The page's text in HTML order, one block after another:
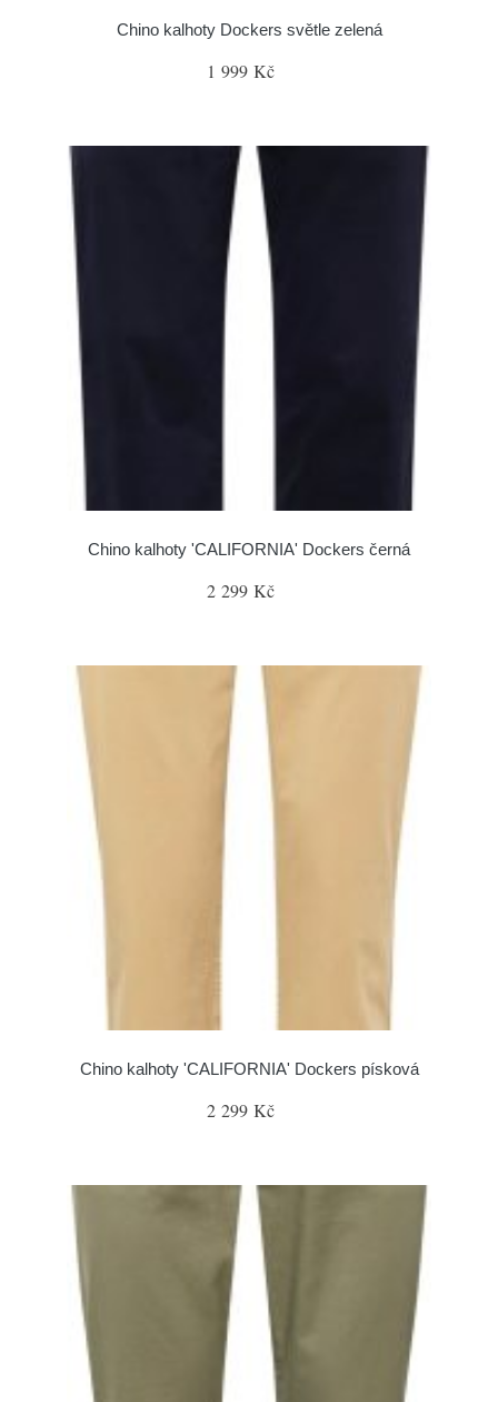
Chino kalhoty Dockers světle zelená
1 999 Kč
Chino kalhoty 'CALIFORNIA' Dockers černá
2 299 Kč
Chino kalhoty 'CALIFORNIA' Dockers písková
2 299 Kč